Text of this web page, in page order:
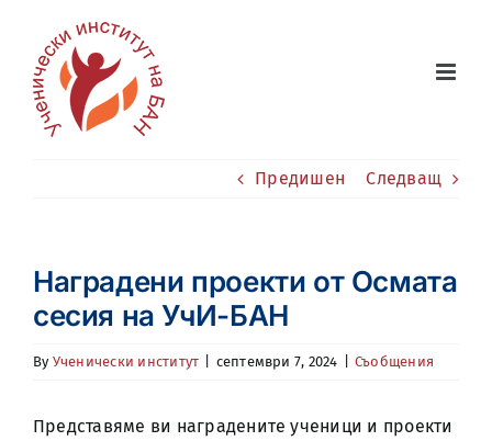
content
Предишен Следващ
Наградени проекти от Осмата
сесия на УчИ-БАН
By Ученически институт септември 7, 2024 Съобщения
Представяме ви наградените ученици и проекти